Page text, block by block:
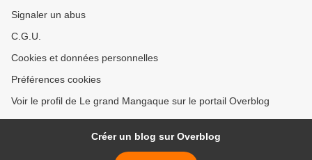
Signaler un abus
C.G.U.
Cookies et données personnelles
Préférences cookies
Voir le profil de Le grand Mangaque sur le portail Overblog
Créer un blog sur Overblog